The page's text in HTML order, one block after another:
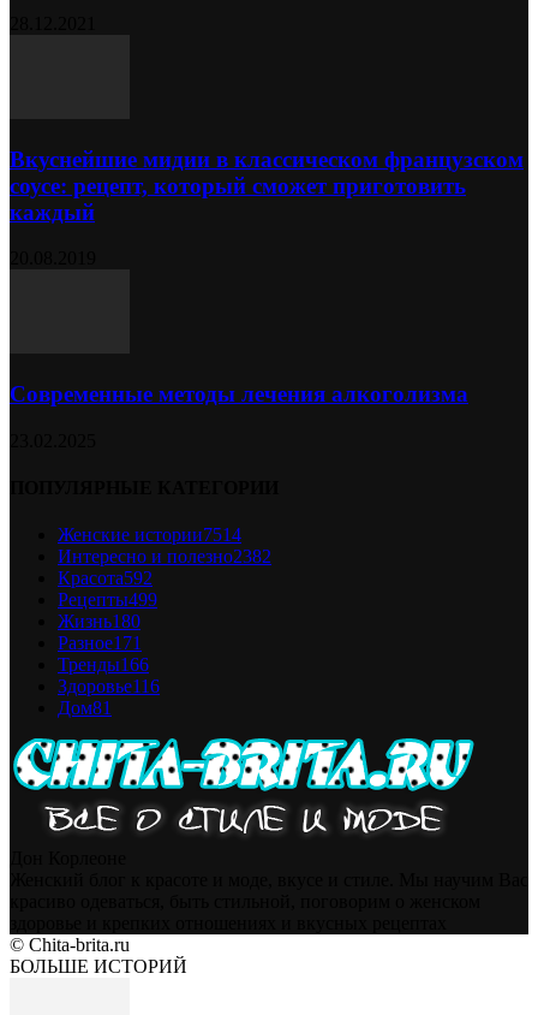
Вкуснейшие мидии в классическом французском
соусе: рецепт, который сможет приготовить
каждый
Современные методы лечения алкоголизма
Женские истории7514
Интересно и полезно2382
Красота592
Рецепты499
Жизнь180
Разное171
Тренды166
Здоровье116
Дом81
© Chita-brita.ru
БОЛЬШЕ ИСТОРИЙ